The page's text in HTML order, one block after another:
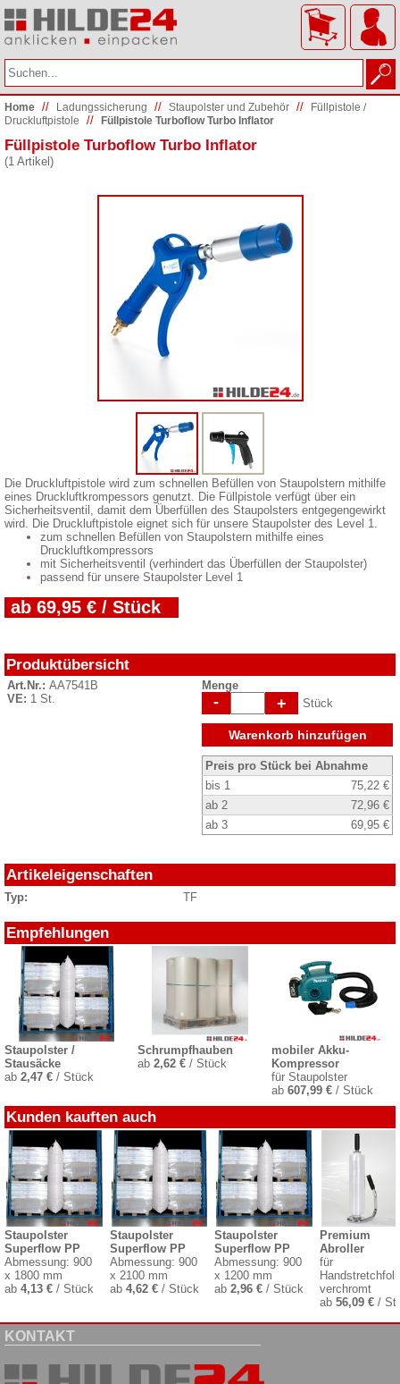
Home // Ladungs­sicherung // Staupolster und Zubehör //
Füllpistole /
Druckluftpistole
// Füllpistole Turboflow Turbo Inflator
Füllpistole Turboflow Turbo Inflator
(1 Artikel)
Die Druckluftpistole wird zum schnellen Befüllen von Staupolstern mithilfe
eines Druckluftkrompessors genutzt. Die Füllpistole verfügt über ein
Sicherheitsventil, damit dem Überfüllen des Staupolsters entgegengewirkt
wird. Die Druckluftpistole eignet sich für unsere Staupolster des Level 1.
zum schnellen Befüllen von Staupolstern mithilfe eines
Druckluftkompressors
mit Sicherheitsventil (verhindert das Überfüllen der Staupolster)
passend für unsere Staupolster Level 1
ab 69,95 € / Stück
Produktübersicht
Art.Nr.: AA7541B
VE: 1 St.
Menge
- + Stück
Warenkorb hinzufügen
Preis pro Stück bei Abnahme
bis 1
75,22 €
ab 2
72,96 €
ab 3
69,95 €
Artikeleigenschaften
Typ: TF
Empfehlungen
Staupolster /
Stausäcke
ab 2,47 € / Stück
Schrumpfhauben
ab2,62 € / Stück
mobiler Akku-
Kompressor
für Staupolster
ab 607,99 €/ Stück
Kunden kauften auch
Staupolster
Superflow PP
Abmessung: 900
x 1800 mm
ab 4,13 € / Stück
Staupolster
Superflow PP
Abmessung: 900
x 2100 mm
ab 4,62 €/ Stück
Staupolster
Superflow PP
Abmessung: 900
x 1200 mm
ab2,96 € / Stück
Premium
Abroller
für
verchromt
ab 56,09 €/
KONTAKT